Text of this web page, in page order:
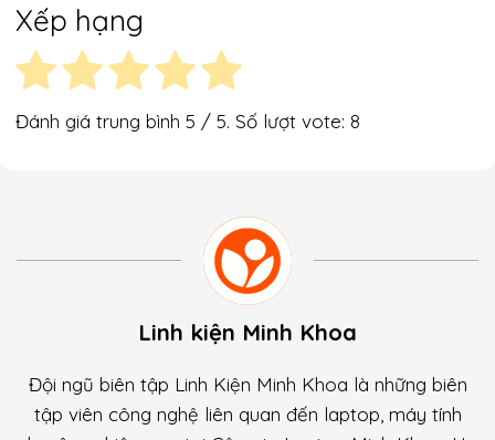
Xếp hạng
Đánh giá trung bình 5 / 5. Số lượt vote: 8
Linh kiện Minh Khoa
Đội ngũ biên tập Linh Kiện Minh Khoa là những biên
tập viên công nghệ liên quan đến laptop, máy tính